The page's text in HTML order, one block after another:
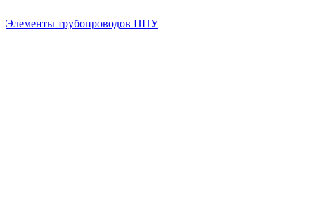
Элементы трубопроводов ППУ